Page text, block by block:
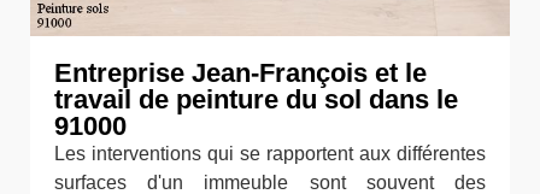
Entreprise Jean-François et le
travail de peinture du sol dans le
91000
Les interventions qui se rapportent aux différentes
surfaces d'un immeuble sont souvent des